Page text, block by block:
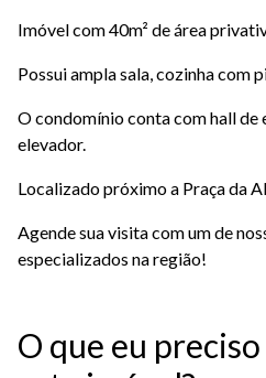
Imóvel com 40m² de área
Possui ampla sala, cozinha com
O condomínio conta com hall de
elevador.
Localizado próximo a Praça da
Agende sua visita com um de
especializados na região!
O que eu